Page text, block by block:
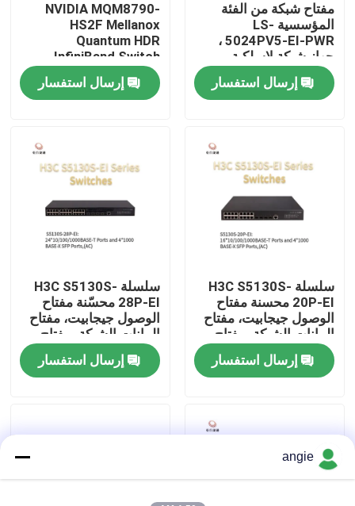
المنزل
المنتجات
جولة في المصنع
مراقبة الجودة
اتصل بنا
أخبار
VR Show
مفتاح شبكة من الفئة
المؤسسية LS-
5024PV5-EI-PWR ،
جهاز شبكة لاسلكية ،
مفتاح وصول من الطبقة
الثانية إرسال استفسار
NVIDIA MQM8790-
HS2F Mellanox
Quantum HDR
InfiniBand Switch
200G الإدارة 40G الذكية
إرسال استفسار
سلسلة H3C S5130S-
20P-EI محسنة مفتاح
الوصول جيجابيت، مفتاح
البيانات الشبكة، مفتاح
الشبكة الذكية
إرسال استفسار
سلسلة H3C S5130S-
28P-EI محسّنة مفتاح
الوصول جيجابيت، مفتاح
البيانات الشبكة، مفتاح
الشبكة الذكية
إرسال استفسار
angie